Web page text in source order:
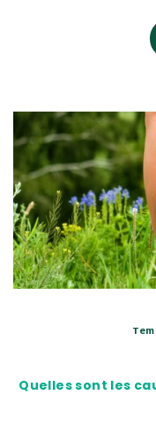
Quelles sont les